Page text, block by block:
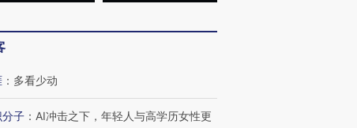
的吸金
中产们甘
粒摇头丸 尿检体内含3种
度Z世代 用街头抗争将教
： 多看少动
子 ： AI冲击之下，年轻人与高学历女性更